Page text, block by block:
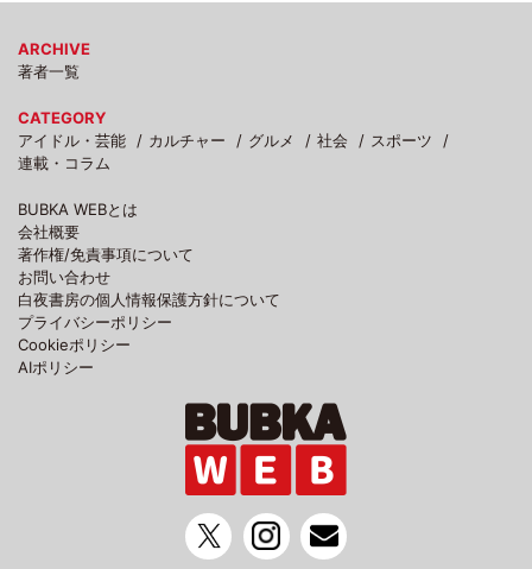
ARCHIVE
著者一覧
CATEGORY
アイドル・芸能
カルチャー グルメ 社会
スポーツ
連載・コラム
BUBKA WEBとは
会社概要
著作権/免責事項について
お問い合わせ
白夜書房の個人情報保護方針について
プライバシーポリシー
Cookieポリシー
AIポリシー